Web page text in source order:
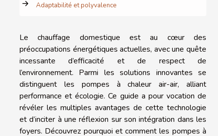
Adaptabilité et polyvalence
Le chauffage domestique est au cœur des
préoccupations énergétiques actuelles, avec une quête
incessante d’efficacité et de respect de
l’environnement. Parmi les solutions innovantes se
distinguent les pompes à chaleur air-air, alliant
performance et écologie. Ce guide a pour vocation de
révéler les multiples avantages de cette technologie
et d’inciter à une réflexion sur son intégration dans les
foyers. Découvrez pourquoi et comment les pompes à